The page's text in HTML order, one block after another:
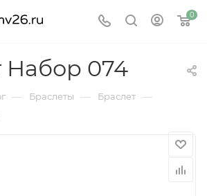
0
Набор 074
— Браслеты — Браслет —